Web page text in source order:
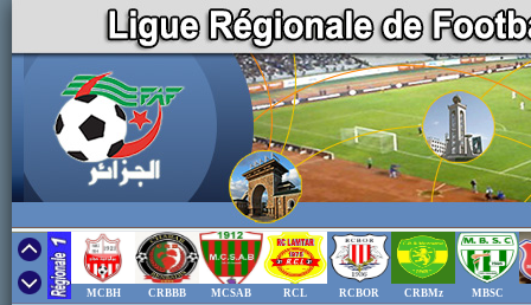
MCBH CRBBB MCSAB RCL RCBOR CRBMz MBSC